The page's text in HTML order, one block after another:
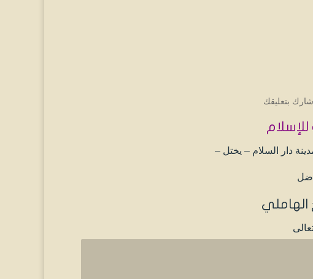
شارك بتعليقك
للإسلام
دار السلام – يختل –
الهاملي